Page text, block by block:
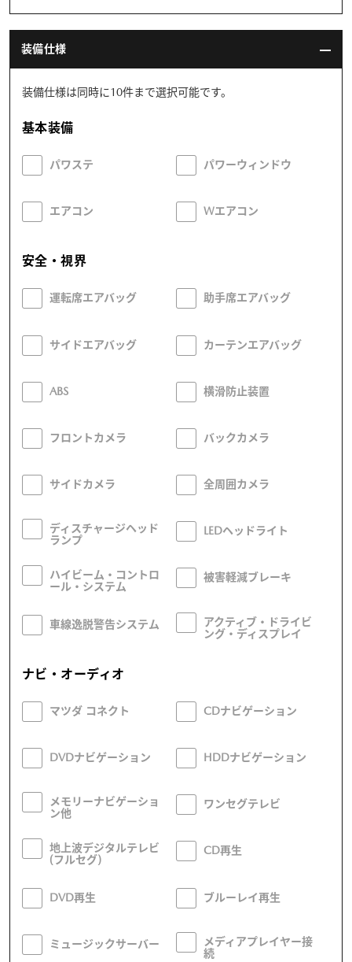
装備仕様
装備仕様は同時に10件まで選択可能です。
基本装備
パワステ パワーウィンドウ
エアコン Wエアコン
安全・視界
運転席エアバッグ 助手席エアバッグ
サイドエアバッグ カーテンエアバッグ
ABS 横滑防止装置
フロントカメラ バックカメラ
サイドカメラ 全周囲カメラ
ディスチャージヘッド
ランプ
LEDヘッドライト
ハイビーム・コントロ
ール・システム
被害軽減ブレーキ
車線逸脱警告システム
アクティブ・ドライビ
ング・ディスプレイ
ナビ・オーディオ
マツダ コネクト CDナビゲーション
DVDナビゲーション HDDナビゲーション
メモリーナビゲーショ
ン他
ワンセグテレビ
地上波デジタルテレビ
(フルセグ)
CD再生
DVD再生 ブルーレイ再生
ミュージックサーバー
メディアプレイヤー接
続